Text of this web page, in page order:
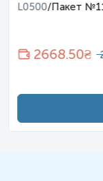
L0500/Пакет
2668.50₴